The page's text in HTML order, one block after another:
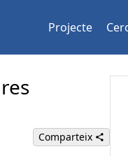
Projecte
Comparteix